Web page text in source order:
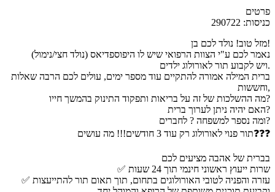
פרטים
כניסות: 290722
מזל טוב! נולד לכם בן!
נאמר לכם ע"י הצוות הרפואי שיש לו היפוספדיאס (נולד חצי/נימול)
ויש לקבוע תור לאורולוג ילדים.
ברית המילה אמורה להתקיים עוד מספר ימים, עולים לכם הרבה שאלות
וחששות,
מה ההשלכות של זה על בריאות ותפקוד התינוק בהמשך חייו?
האם יהיה ניתן לערוך ברית?
ומה נספר למשפחה ? לחברים?
תור פנוי לאורולוג רק עוד 3 חודשים!!! מה עושים❓❓❓
בברית של אהבה מציעים לכם
✅ שרות ייעוץ ראשוני חינמי תוך 24 שעות
✅ עזרה והפניה לטובי האורולוגים בתחום, תוך תאום תור להתייעצות